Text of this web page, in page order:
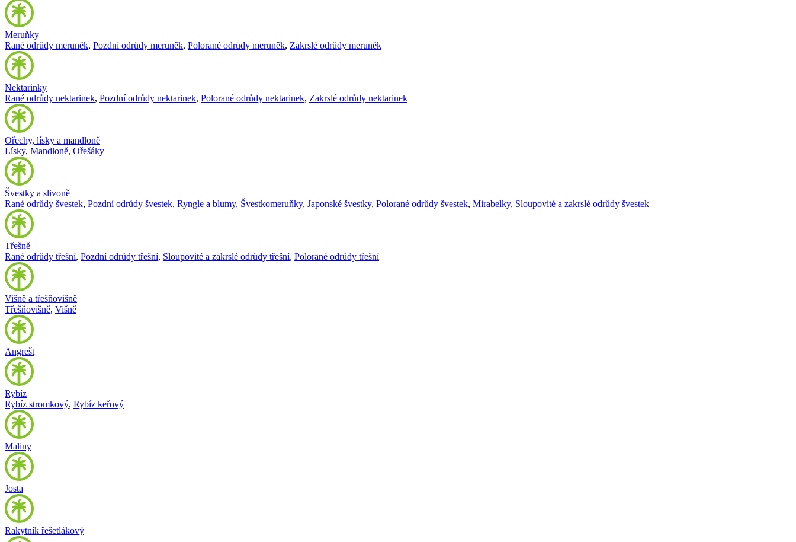
Meruňky
Rané odrůdy meruněk, Pozdní odrůdy meruněk, Polorané odrůdy meruněk, Zakrslé odrůdy meruněk
Nektarinky
Rané odrůdy nektarinek, Pozdní odrůdy nektarinek, Polorané odrůdy nektarinek, Zakrslé odrůdy nektarinek
Ořechy, lísky a mandloně
Lísky, Mandloně, Ořešáky
Švestky a slivoně
Rané odrůdy švestek, Pozdní odrůdy švestek, Ryngle a blumy, Švestkomeruňky, Japonské švestky, Polorané odrůdy švestek, Mirabelky, Sloupovité a zakrslé odrůdy švestek
Třešně
Rané odrůdy třešní, Pozdní odrůdy třešní, Sloupovité a zakrslé odrůdy třešní, Polorané odrůdy třešní
Višně a třešňovišně
Třešňovišně, Višně
Angrešt
Rybíz
Rybíz stromkový, Rybíz keřový
Maliny
Josta
Rakytník řešetlákový